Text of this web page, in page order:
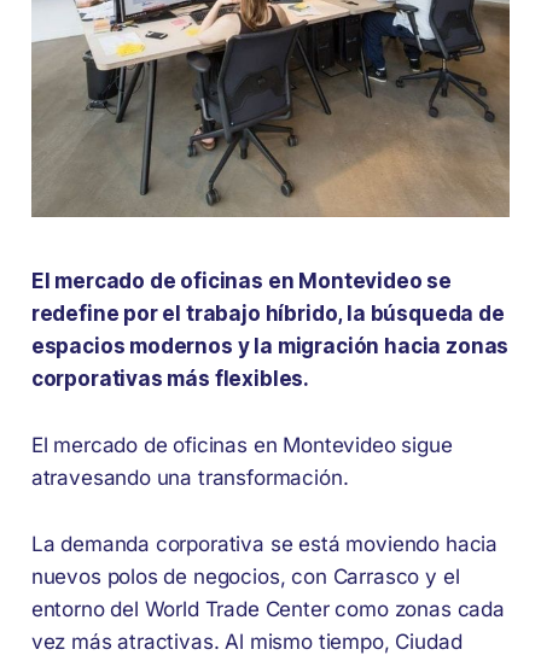
El mercado de oficinas en Montevideo se
redefine por el trabajo híbrido, la búsqueda de
espacios modernos y la migración hacia zonas
corporativas más flexibles.
El mercado de oficinas en Montevideo sigue
atravesando una transformación.
La demanda corporativa se está moviendo hacia
nuevos polos de negocios, con Carrasco y el
entorno del World Trade Center como zonas cada
vez más atractivas. Al mismo tiempo, Ciudad